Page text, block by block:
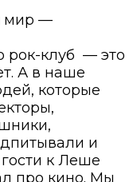
мир —
рок-клуб — это
А в наше
которые
и
к Леше
про кино. Мы